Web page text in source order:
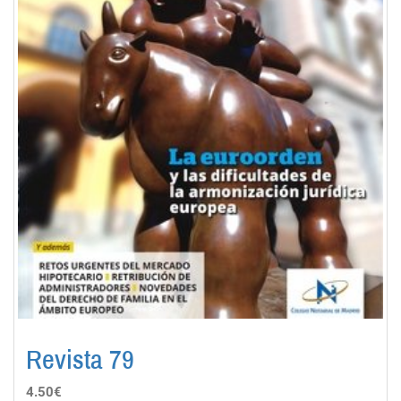
Revista 79
4.50€